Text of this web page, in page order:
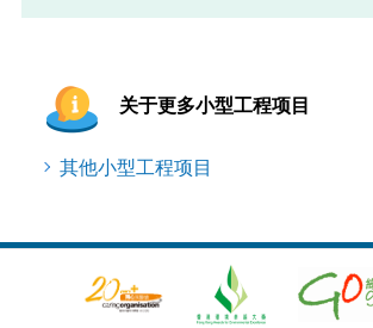
关于更多小型工程项目
其他小型工程项目